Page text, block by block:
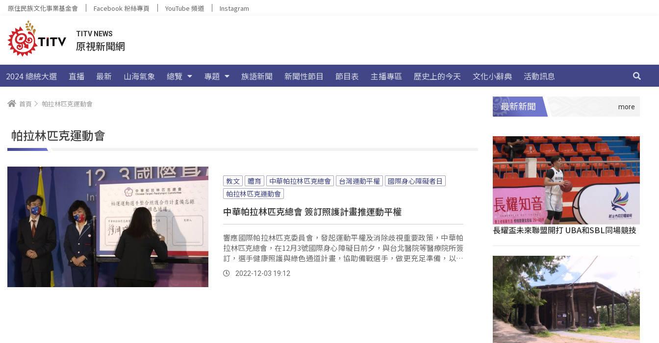
原住民族文化事業基金會 Facebook 粉絲專頁 YouTube 頻道 Instagram
TITV NEWS
原視新聞網
2024 總統大選 直播 最新 山海氣象 總覽 專題 族語新聞 新聞性節目 節目表 主播專區 歷史上的今天 文化小辭典 活動訊息
首頁 帕拉林匹克運動會
帕拉林匹克運動會
教文 體育 中華帕拉林匹克總會 台灣運動平權
國際身心障礙者日
帕拉林匹克運動會
中華帕拉林匹克總會 簽訂照護計畫推運動平權
響應國際帕拉林匹克委員會，發起運動平權及消除歧視重要政策，中華帕
拉林匹克總會，在12月3號國際身心障礙日前夕，與台北醫院等醫療院所簽
訂，選手健康照護與綠色通道計畫，協助備戰選手，做更充足準備，以具
體行...。2022-12-03 19:12
最新新聞
長耀盃未來聯盟開打 UBA和SBL同場競技